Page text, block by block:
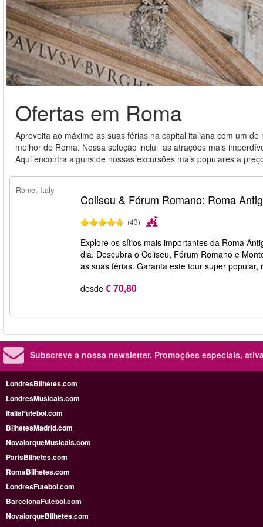
Ofertas em Roma
Aproveita ao máximo as suas férias na capital italiana com um
melhor de Roma. Nossa seleção inclui as atrações mais
Aqui encontra alguns de nossas excursões mais populares a
Rome, Italy
Coliseu & Fórum Romano: Roma
(43)
Explore os sítios mais importantes da Roma
dia. Descubra o Coliseu, Fórum Romano e
as suas férias. Garanta este tour super popular,
desde € 70,80
Subscreve a nossa newsletter. Promoções especiais,
LondresBilhetes.com
LondresMusicais.com
ItaliaFutebol.com
BilhetesMadrid.com
NovaIorqueMusicais.com
ParisBilhetes.com
RomaBilhetes.com
LondresFutebol.com
BarcelonaFutebol.com
NovaiorqueBilhetes.com